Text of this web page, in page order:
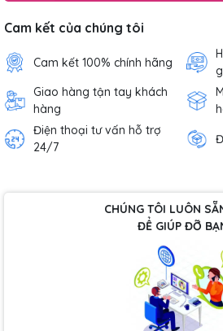
Cam kết của chúng tôi
Cam kết 100% chính hãng
Giao hàng tận tay khách
hàng
Điện thoại tư vấn hỗ trợ
24/7
CHÚNG TÔI LUÔN
ĐỂ GIÚP ĐỠ